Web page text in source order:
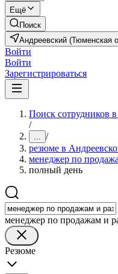
Ещё
Поиск
Андреевский (Тюменская
Войти
Войти
Зарегистрироваться
Поиск сотрудников
/
... /
резюме в
менеджер по
полный день
менеджер по продажам и
Резюме